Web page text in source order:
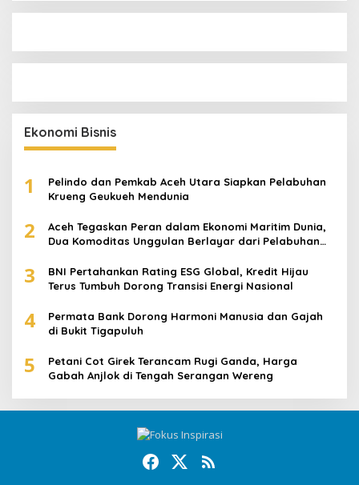
Ekonomi Bisnis
1
Pelindo dan Pemkab Aceh Utara Siapkan Pelabuhan
Krueng Geukueh Mendunia
2
Aceh Tegaskan Peran dalam Ekonomi Maritim Dunia,
Dua Komoditas Unggulan Berlayar dari Pelabuhan
3
BNI Pertahankan Rating ESG Global, Kredit Hijau
Terus Tumbuh Dorong Transisi Energi Nasional
4
Permata Bank Dorong Harmoni Manusia dan Gajah
di Bukit Tigapuluh
5
Petani Cot Girek Terancam Rugi Ganda, Harga
Gabah Anjlok di Tengah Serangan Wereng